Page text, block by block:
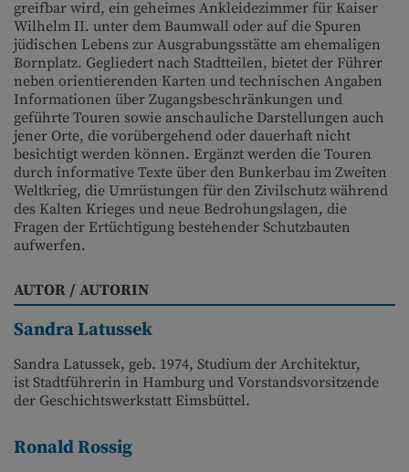
greifbar wird, ein geheimes Ankleidezimmer für Kaiser
Wilhelm II. unter dem Baumwall oder auf die Spuren
jüdischen Lebens zur Ausgrabungsstätte am ehemaligen
Bornplatz. Gegliedert nach Stadtteilen, bietet der Führer
neben orientierenden Karten und technischen Angaben
Informationen über Zugangsbeschränkungen und
geführte Touren sowie anschauliche Darstellungen auch
jener Orte, die vorübergehend oder dauerhaft nicht
besichtigt werden können. Ergänzt werden die Touren
durch informative Texte über den Bunkerbau im Zweiten
Weltkrieg, die Umrüstungen für den Zivilschutz während
des Kalten Krieges und neue Bedrohungslagen, die
Fragen der Ertüchtigung bestehender Schutzbauten
aufwerfen.
AUTOR / AUTORIN
Sandra Latussek
Sandra Latussek, geb. 1974, Studium der Architektur,
ist Stadtführerin in Hamburg und Vorstandsvorsitzende
der Geschichtswerkstatt Eimsbüttel.
Ronald Rossig